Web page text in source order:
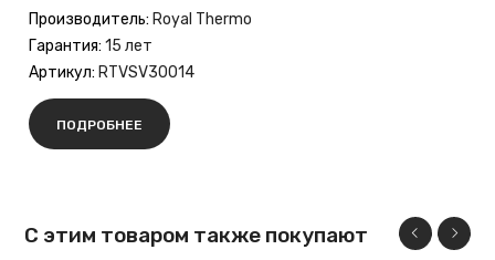
Производитель: Royal Thermo
Гарантия: 15 лет
Артикул: RTVSV30014
ПОДРОБНЕЕ
С этим товаром также покупают